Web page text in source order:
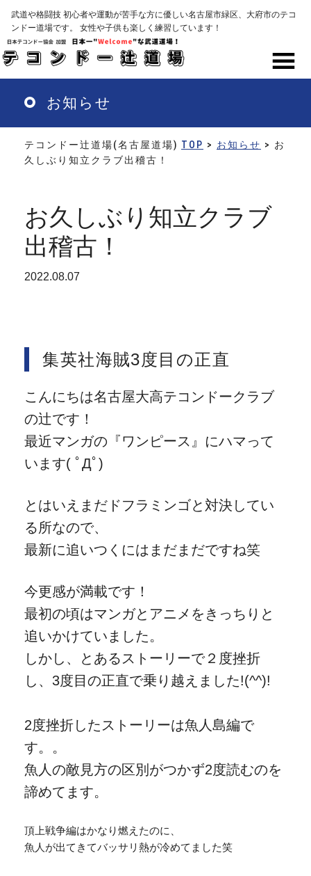
Skip
main
content
武道や格闘技 初心者や運動が苦手な方に優しい名古屋市緑区、大府市のテコ
ンドー道場です。 女性や子供も楽しく練習しています！
お知らせ
テコンドー辻道場(名古屋道場) TOP > お知らせ > お
久しぶり知立クラブ出稽古！
お久しぶり知立クラブ
出稽古！
2022.08.07
集英社海賊3度目の正直
こんにちは名古屋大高テコンドークラブ
の辻です！
最近マンガの『ワンピース』にハマって
います( ﾟДﾟ)
とはいえまだドフラミンゴと対決してい
る所なので、
最新に追いつくにはまだまだですね笑
今更感が満載です！
最初の頃はマンガとアニメをきっちりと
追いかけていました。
しかし、とあるストーリーで２度挫折
し、3度目の正直で乗り越えました!(^^)!
2度挫折したストーリーは魚人島編で
す。。
魚人の敵見方の区別がつかず2度読むのを
諦めてます。
頂上戦争編はかなり燃えたのに、
魚人が出てきてバッサリ熱が冷めてました笑